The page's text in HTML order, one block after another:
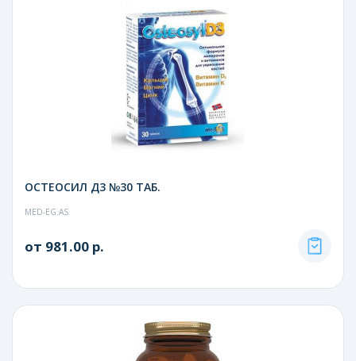
ОСТЕОСИЛ Д3 №30 ТАБ.
MED-EG.AS
от 981.00 р.